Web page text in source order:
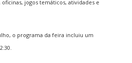
jogos temáticos, atividades e
o programa da feira incluiu um